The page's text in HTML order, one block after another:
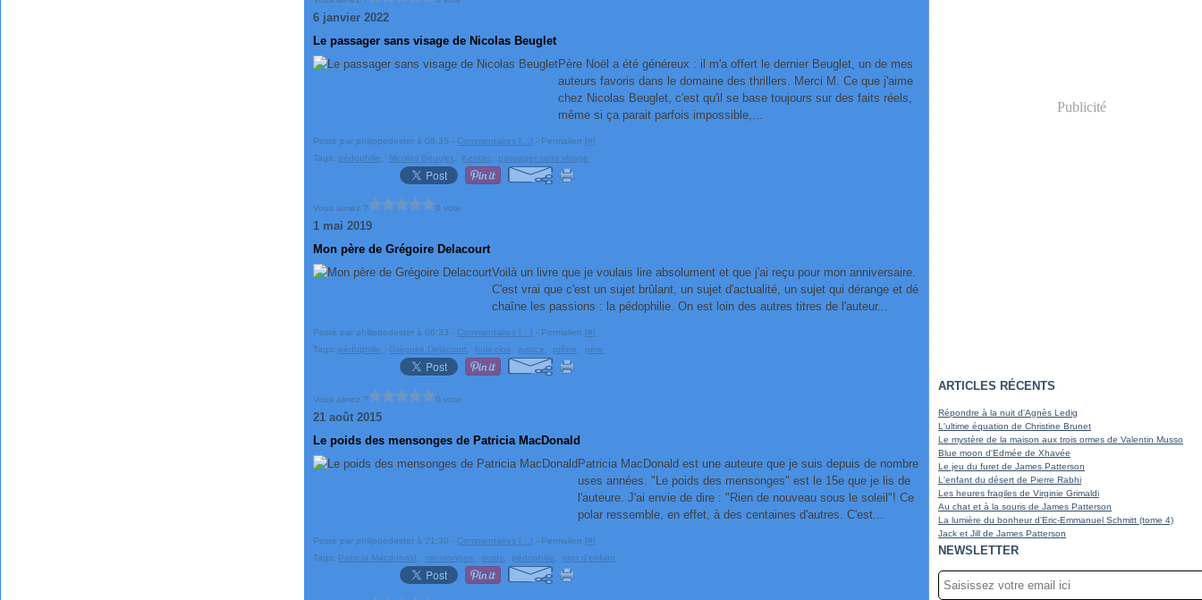
6 janvier 2022
Le passager sans visage de Nicolas Beuglet
Père Noël a été généreux : il m'a offert le dernier Beuglet, un de mes
auteurs favoris dans le domaine des thrillers. Merci M. Ce que j'aime
chez Nicolas Beuglet, c'est qu'il se base toujours sur des faits réels,
même si ça parait parfois impossible,...
Posté par philippedester à 08:35 - Commentaires [ …] - Permalien [#]
Tags: pédophilie Nicolas Beuglet Kentler, passager sans visage
Vous aimez ? 0 vote
1 mai 2019
Mon père de Grégoire Delacourt
Voilà un livre que je voulais lire absolument et que j'ai reçu pour mon anniversaire.
C'est vrai que c'est un sujet brûlant, un sujet d'actualité, un sujet qui dérange et dé
chaîne les passions : la pédophilie. On est loin des autres titres de l'auteur...
Posté par philippedester à 06:33 - Commentaires [ …] - Permalien [#]
Tags: pédophilie ,Grégoire Delacourt huis clos justice prêtre père
Vous aimez ? 0 vote
21 août 2015
Le poids des mensonges de Patricia MacDonald
Patricia MacDonald est une auteure que je suis depuis de nombre
uses années. "Le poids des mensonges" est le 15e que je lis de
l'auteure. J'ai envie de dire : "Rien de nouveau sous le soleil"! Ce
polar ressemble, en effet, à des centaines d'autres. C'est...
Posté par philippedester à 21:30 - Commentaires [ …] - Permalien [#]
Tags: Patricia Macdonald mensonges poids pédophilie rapt d'enfant
Publicité
ARTICLES RÉCENTS
Répondre à la nuit d'Agnès Ledig
L'ultime équation de Christine Brunet
Le mystère de la maison aux trois ormes de Valentin Musso
Blue moon d'Edmée de Xhavée
Le jeu du furet de James Patterson
L'enfant du désert de Pierre Rabhi
Les heures fragiles de Virginie Grimaldi
Au chat et à la souris de James Patterson
La lumière du bonheur d'Eric-Emmanuel Schmitt (tome 4)
Jack et Jill de James Patterson
NEWSLETTER